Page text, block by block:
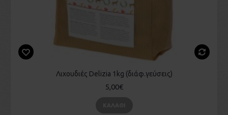
Λιχουδιές Delizia 1kg (διάφ.γεύσεις)
5,00€